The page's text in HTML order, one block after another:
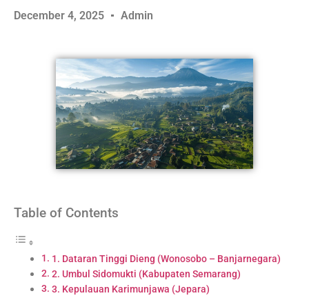
December 4, 2025 Admin
Table of Contents
1. Dataran Tinggi Dieng (Wonosobo – Banjarnegara)
2. Umbul Sidomukti (Kabupaten Semarang)
3. Kepulauan Karimunjawa (Jepara)